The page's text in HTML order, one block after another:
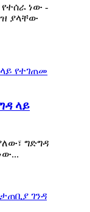
የተሰራ ነው -
ያላቸው
ላይ
ግድግዳ